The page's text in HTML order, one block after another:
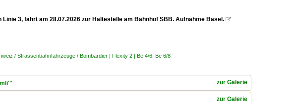
3, fährt am 28.07.2026 zur Haltestelle am Bahnhof SBB. Aufnahme Basel. 
/ Strassenbahnfahrzeuge / Bombardier | Flexity 2 | Be 4/6, Be 6/8
zur Galerie
zur Galerie